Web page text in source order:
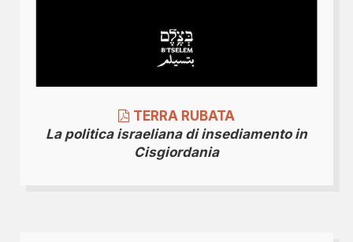
TERRA RUBATA
La politica israeliana di insediamento in
Cisgiordania